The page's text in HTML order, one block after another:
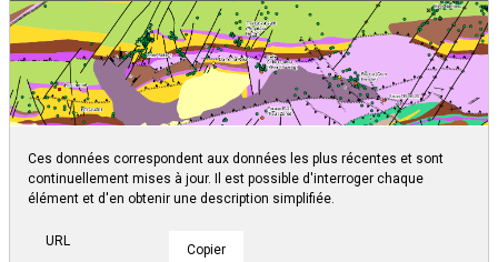
Ces données correspondent aux données les plus récentes et sont
continuellement mises à jour. Il est possible d'interroger chaque
élément et d'en obtenir une description simplifiée.
URL
Copier